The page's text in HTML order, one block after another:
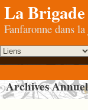
La Brigade
Fanfaronne dans
Archives